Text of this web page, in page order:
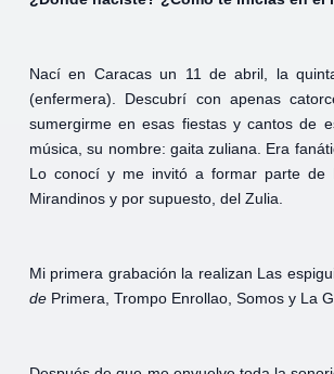
Nací en Caracas un 11 de abril, la
(enfermera). Descubrí con apenas
sumergirme en esas fiestas y cantos de
música, su nombre: gaita zuliana. Era
Lo conocí y me invitó a formar parte de
Mirandinos y por supuesto, del Zulia.
Mi primera grabación la realizan Las
de Primera, Trompo Enrollao, Somos y La